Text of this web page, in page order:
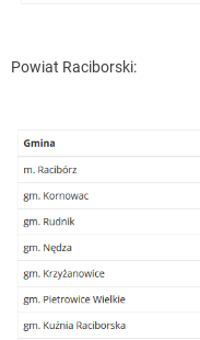
Powiat Raciborski: